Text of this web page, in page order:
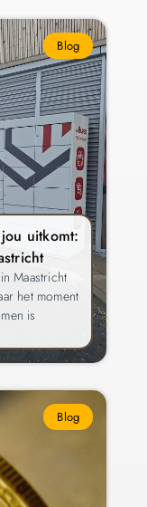
Blog
uitkomt:
Maastricht
het moment
is
Blog